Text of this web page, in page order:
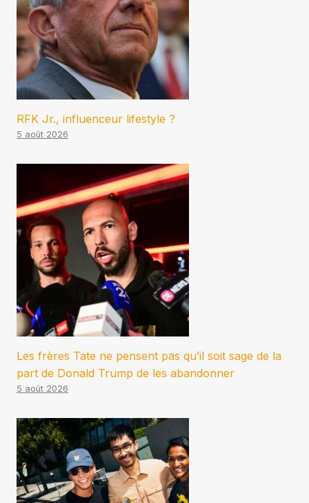
RFK Jr., influenceur lifestyle ?
5 août 2026
Les frères Tate ne pensent pas qu’il soit sage de la
part de Donald Trump de les abandonner
5 août 2026